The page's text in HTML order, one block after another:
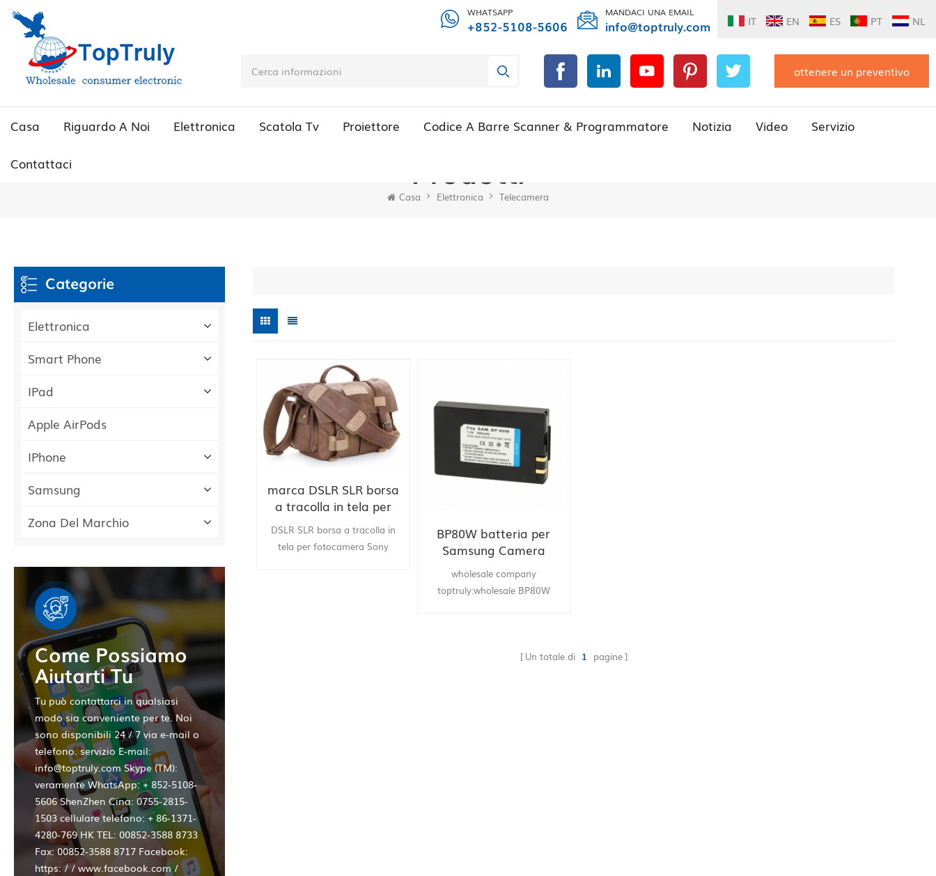
IT EN ES PT NL
WHATSAPP
+852-5108-5606
MANDACI UNA EMAIL
info@toptruly.com
ottenere un preventivo
Casa Riguardo A Noi Elettronica Scatola Tv Proiettore Codice A Barre Scanner & Programmatore Notizia Video Servizio
Contattaci Prodotti
Casa Elettronica Telecamera
marca DSLR SLR borsa
a tracolla in tela per
fotocamera Sony canon
Nikon olimpo
DSLR SLR borsa a tracolla in
tela per fotocamera Sony
BP80W batteria per
Samsung Camera
digitale
wholesale company
toptruly:wholesale BP80W
Un totale di 1 pagine
Categorie
Elettronica
Smart Phone
IPad
Apple AirPods
IPhone
Samsung
Zona Del Marchio
Come Possiamo
Aiutarti Tu
Tu può contattarci in qualsiasi
modo sia conveniente per te. Noi
sono disponibili 24 / 7 via e-mail o
telefono. servizio E-mail:
info@toptruly.com Skype (TM):
veramente WhatsApp: + 852-5108-
5606 ShenZhen Cina: 0755-2815-
1503 cellulare telefono: + 86-1371-
4280-769 HK TEL: 00852-3588 8733
Fax: 00852-3588 8717 Facebook:
https: / / www.facebook.com /